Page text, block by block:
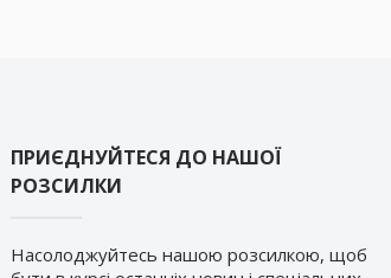
ПРИЄДНУЙТЕСЯ ДО НАШОЇ
РОЗСИЛКИ
Насолоджуйтесь нашою розсилкою, щоб